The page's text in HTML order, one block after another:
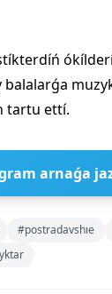
balalarǵa
tartu ettí.
arnaǵa
#postradavshıe